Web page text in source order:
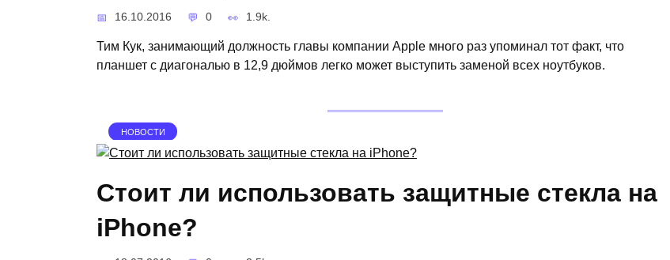
16.10.2016 0 1.9k.
Тим Кук, занимающий должность главы компании Apple много раз упоминал тот факт, что
планшет с диагональю в 12,9 дюймов легко может выступить заменой всех ноутбуков.
НОВОСТИ
Стоит ли использовать защитные стекла на
iPhone?